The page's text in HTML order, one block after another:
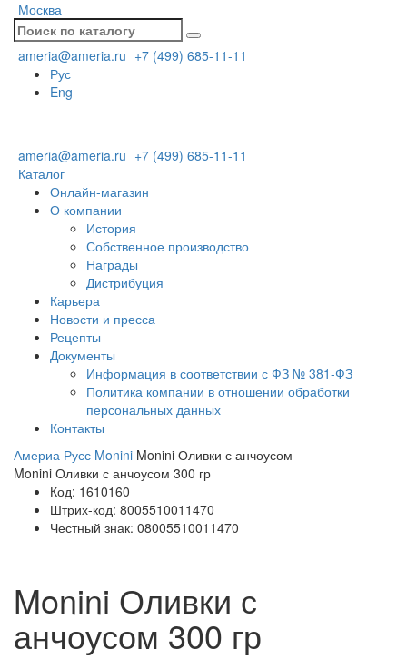
Москва
ameria@ameria.ru +7 (499) 685-11-11
Рус
Eng
ameria@ameria.ru +7 (499) 685-11-11
Каталог
Онлайн-магазин
О компании
История
Собственное производство
Награды
Дистрибуция
Карьера
Новости и пресса
Рецепты
Документы
Информация в соответствии с ФЗ № 381-ФЗ
Политика компании в отношении обработки
персональных данных
Контакты
Америа Русс Monini Monini Оливки с анчоусом
Monini Оливки с анчоусом 300 гр
Код: 1610160
Штрих-код: 8005510011470
Честный знак: 08005510011470
Monini Оливки с
анчоусом 300 гр